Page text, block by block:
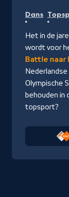
Dans
Het in de
wordt voor
Battle naar
Olympische
behouden in
topsport?